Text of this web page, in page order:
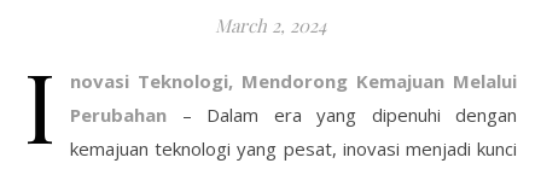
March 2, 2024
I
novasi Teknologi, Mendorong Kemajuan Melalui
Perubahan – Dalam era yang dipenuhi dengan
kemajuan teknologi yang pesat, inovasi menjadi kunci